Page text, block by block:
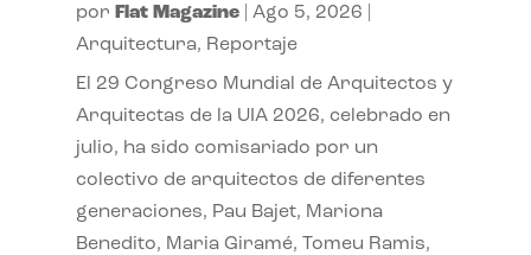
por Flat Magazine| Ago 5, 2026
Arquitectura, Reportaje
El 29 Congreso Mundial de Arquitectos y
Arquitectas de la UIA 2026, celebrado en
julio, ha sido comisariado por un
colectivo de arquitectos de diferentes
generaciones, Pau Bajet, Mariona
Benedito, Maria Giramé, Tomeu Ramis,